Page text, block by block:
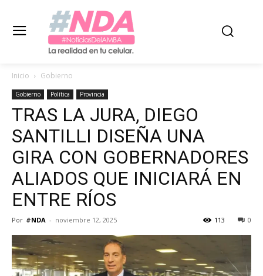
Inicio Gobierno
Gobierno Política Provincia
TRAS LA JURA, DIEGO
SANTILLI DISEÑA UNA
GIRA CON GOBERNADORES
ALIADOS QUE INICIARÁ EN
ENTRE RÍOS
Por #NDA - noviembre 12, 2025 0
113